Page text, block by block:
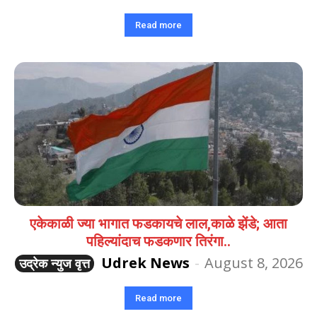
Read more
एकेकाळी ज्या भागात फडकायचे लाल,काळे झेंडे; आता
पहिल्यांदाच फडकणार तिरंगा..
उद्रेक न्युज वृत्त
Udrek News - August 8, 2026
Read more